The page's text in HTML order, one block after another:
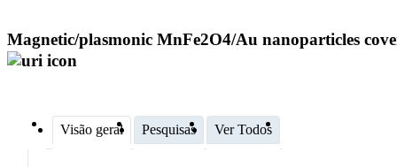
Magnetic/plasmonic MnFe2O4/Au nanoparticles
Visão geral Pesquisas Ver Todos